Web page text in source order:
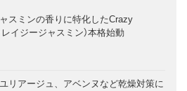
スミンの香りに特化したCrazy
イジージャスミン）本格始動
リアージュ、アベンヌなど乾燥対策に